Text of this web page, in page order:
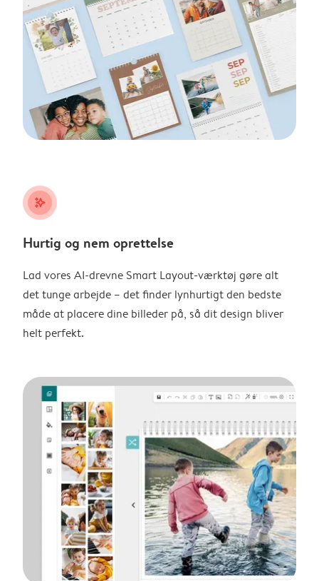
stars_plus
Hurtig og nem oprettelse
Lad vores AI-drevne Smart Layout-værktøj gøre alt
det tunge arbejde – det finder lynhurtigt den bedste
måde at placere dine billeder på, så dit design bliver
helt perfekt.